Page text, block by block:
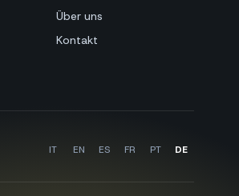
Über uns
Kontakt
IT EN ES FR PT DE